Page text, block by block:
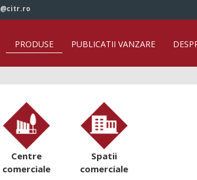
PRODUSE PUBLICATII VANZARE
Centre
comerciale
Spatii
comerciale